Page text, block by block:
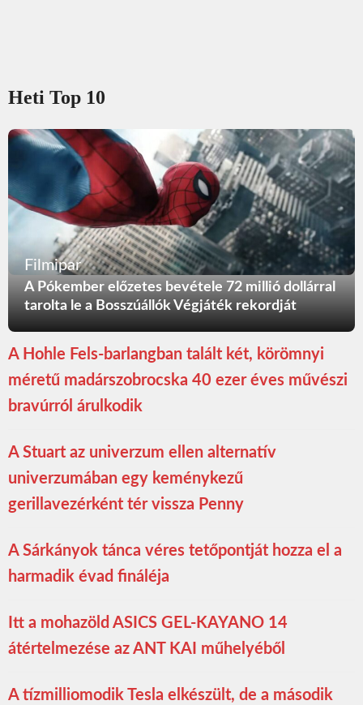
Heti Top 10
Filmipar
A Pókember előzetes bevétele 72 millió dollárral
tarolta le a Bosszúállók Végjáték rekordját
A Hohle Fels-barlangban talált két, körömnyi
méretű madárszobrocska 40 ezer éves művészi
bravúrról árulkodik
A Stuart az univerzum ellen alternatív
univerzumában egy keménykezű
gerillavezérként tér vissza Penny
A Sárkányok tánca véres tetőpontját hozza el a
harmadik évad fináléja
Itt a mohazöld ASICS GEL-KAYANO 14
átértelmezése az ANT KAI műhelyéből
A tízmilliomodik Tesla elkészült, de a második